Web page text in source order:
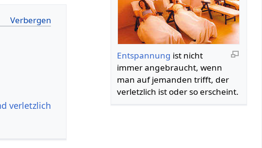
Entspannung ist nicht
immer angebraucht, wenn
man auf jemanden trifft, der
verletzlich ist oder so erscheint.
verletzlich